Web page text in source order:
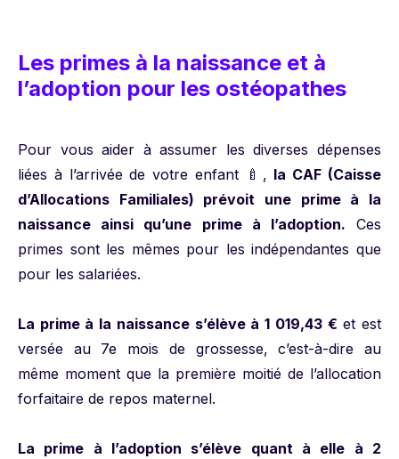
Les primes à la naissance et à
l’adoption pour les ostéopathes
Pour vous aider à assumer les diverses dépenses
liées à l’arrivée de votre enfant 🍼, la CAF (Caisse
d’Allocations Familiales) prévoit une prime à la
naissance ainsi qu’une prime à l’adoption. Ces
primes sont les mêmes pour les indépendantes que
pour les salariées.
La prime à la naissance s’élève à 1 019,43 € et est
versée au 7e mois de grossesse, c’est-à-dire au
même moment que la première moitié de l’allocation
forfaitaire de repos maternel.
La prime à l’adoption s’élève quant à elle à 2